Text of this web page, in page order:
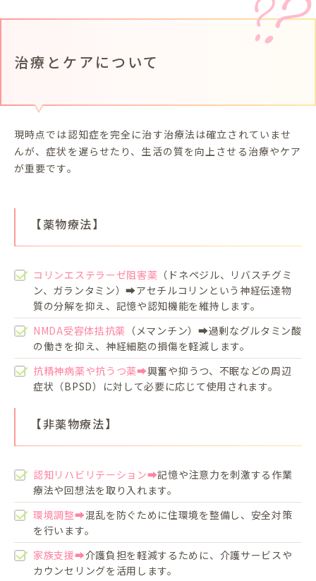
治療とケアについて
現時点では認知症を完全に治す治療法は確立されていませ
んが、症状を遅らせたり、生活の質を向上させる治療やケア
が重要です。
【薬物療法】
コリンエステラーゼ阻害薬 （ドネペジル、リバスチグミ
ン、ガランタミン）➡アセチルコリンという神経伝達物
質の分解を抑え、記憶や認知機能を維持します。
NMDA受容体拮抗薬 （メマンチン）➡過剰なグルタミン酸
の働きを抑え、神経細胞の損傷を軽減します。
抗精神病薬や抗うつ薬➡興奮や抑うつ、不眠などの周辺
症状（BPSD）に対して必要に応じて使用されます。
【非薬物療法】
認知リハビリテーション➡記憶や注意力を刺激する作業
療法や回想法を取り入れます。
環境調整➡混乱を防ぐために住環境を整備し、安全対策
を行います。
家族支援➡介護負担を軽減するために、介護サービスや
カウンセリングを活用します。